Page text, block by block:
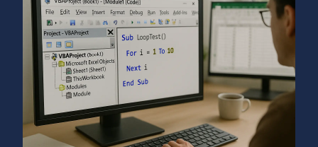
Trouver ma formation